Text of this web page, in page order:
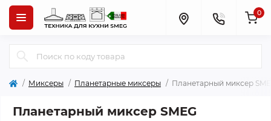
0
Миксеры Планетарные миксеры Планетарный миксер
Планетарный миксер SMEG